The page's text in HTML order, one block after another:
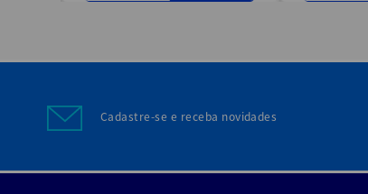
Cadastre-se e receba novidades